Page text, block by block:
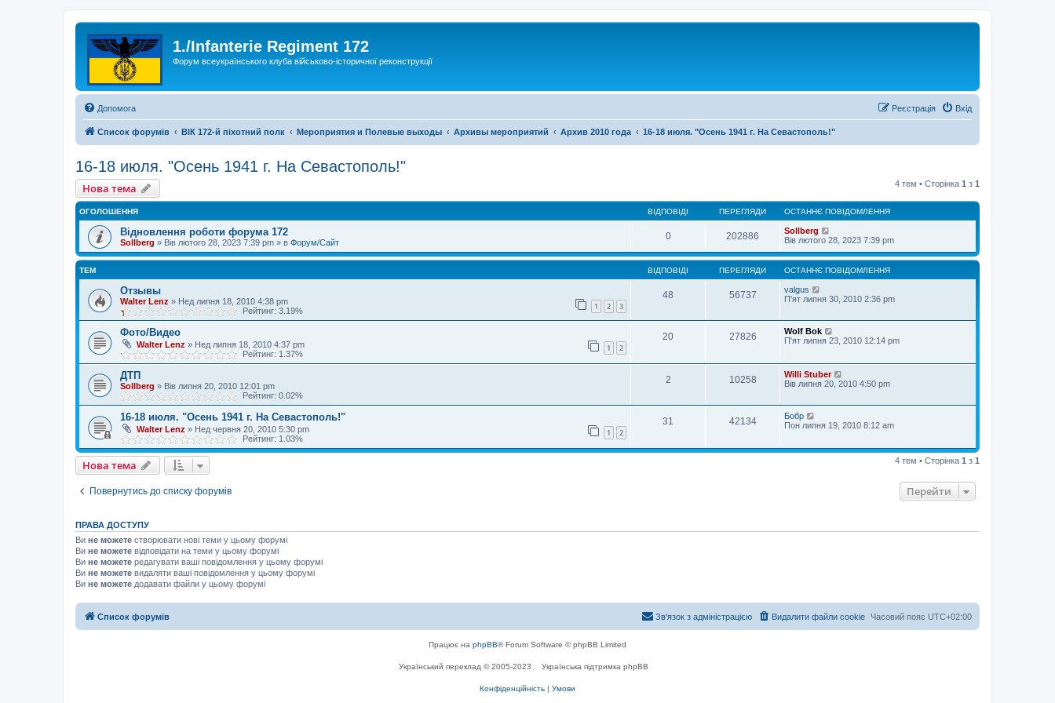
1./Infanterie Regiment 172
Форум всеукраїнського клуба військово-історичної реконструкції
Допомога Вхід
Реєстрація
Список форумів ВІК 172-й піхотний полк Мероприятия и Полевые выходы Архивы мероприятий Архив 2010 года 16-18 июля. "Осень 1941 г. На Севастополь!"
16-18 июля. "Осень 1941 г. На Севастополь!"
Нова тема 4 тем • Сторінка 1 з 1
ОГОЛОШЕННЯ ВІДПОВІДІ ПЕРЕГЛЯДИ ОСТАННЄ ПОВІДОМЛЕННЯ
Відновлення роботи форума 172
Sollberg » Вів лютого 28, 2023 7:39 pm » в Форум/Сайт
0 202886
Sollberg
Вів лютого 28, 2023 7:39 pm
ТЕМ ВІДПОВІДІ ПЕРЕГЛЯДИ ОСТАННЄ ПОВІДОМЛЕННЯ
Отзывы
Walter Lenz » Нед липня 18, 2010 4:38 pm 1 2 3
Рейтинг: 3.19%
48 56737
valgus
П'ят липня 30, 2010 2:36 pm
Фото/Видео
Walter Lenz » Нед липня 18, 2010 4:37 pm 1 2
Рейтинг: 1.37%
20 27826
Wolf Bok
П'ят липня 23, 2010 12:14 pm
ДТП
Sollberg » Вів липня 20, 2010 12:01 pm
Рейтинг: 0.02%
2 10258
Willi Stuber
Вів липня 20, 2010 4:50 pm
16-18 июля. "Осень 1941 г. На Севастополь!"
Walter Lenz » Нед червня 20, 2010 5:30 pm 1 2
Рейтинг: 1.03%
31 42134
Бобр
Пон липня 19, 2010 8:12 am
Нова тема 4 тем • Сторінка 1 з 1
Повернутись до списку форумів Перейти
ПРАВА ДОСТУПУ
Ви не можете створювати нові теми у цьому форумі
Ви не можете відповідати на теми у цьому форумі
Ви не можете редагувати ваші повідомлення у цьому форумі
Ви не можете видаляти ваші повідомлення у цьому форумі
Ви не можете додавати файли у цьому форумі
Список форумів Часовий пояс UTC+02:00
Видалити файли cookie
Зв'язок з адміністрацією
Працює на phpBB® Forum Software © phpBB Limited
Український переклад © 2005-2023 Українська підтримка phpBB
Конфіденційність | Умови